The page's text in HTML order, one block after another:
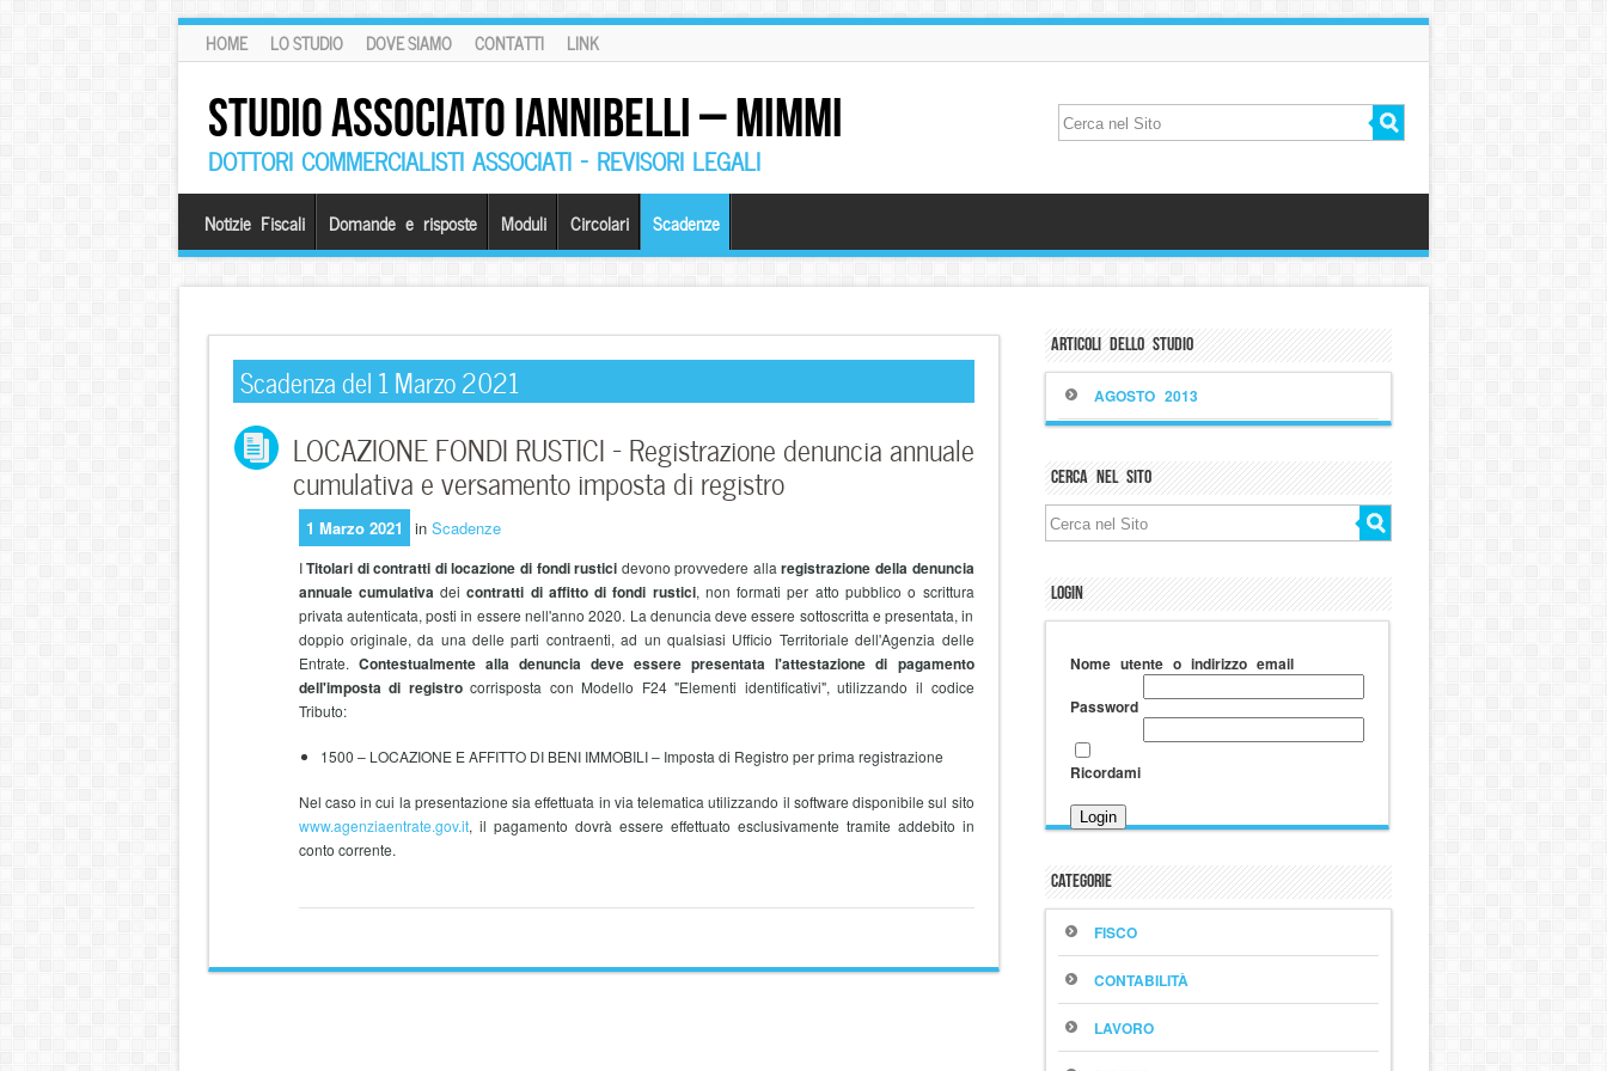
HOME LO STUDIO DOVE SIAMO CONTATTI LINK
STUDIO ASSOCIATO IANNIBELLI – MIMMI
DOTTORI COMMERCIALISTI ASSOCIATI – REVISORI LEGALI
Notizie Fiscali Domande e risposte Moduli Circolari Scadenze
Scadenza del 1 Marzo 2021
LOCAZIONE FONDI RUSTICI – Registrazione denuncia annuale
cumulativa e versamento imposta di registro
1 Marzo 2021 in Scadenze
ITitolari di contratti di locazione di fondi rustici devono provvedere allaregistrazione della denuncia
annuale cumulativa deicontratti di affitto di fondi rustici, non formati per atto pubblico o scrittura
privata autenticata, posti in essere nell'anno 2020. La denuncia deve essere sottoscritta e presentata, in
doppio originale, da una delle parti contraenti, ad un qualsiasi Ufficio Territoriale dell'Agenzia delle
Entrate. Contestualmente alla denuncia deve essere presentata l'attestazione di pagamento
dell'imposta di registrocorrisposta con Modello F24 "Elementi identificativi", utilizzando il codice
Tributo:
1500 – LOCAZIONE E AFFITTO DI BENI IMMOBILI – Imposta di Registro per prima registrazione
Nel caso in cui la presentazione sia effettuata in via telematica utilizzando il software disponibile sul sito
www.agenziaentrate.gov.it, il pagamento dovrà essere effettuato esclusivamente tramite addebito in
conto corrente.
Articoli dello Studio
AGOSTO 2013
Cerca nel sito
Login
Nome utente o indirizzo email
Password
Ricordami
Categorie
FISCO
CONTABILITÀ
LAVORO